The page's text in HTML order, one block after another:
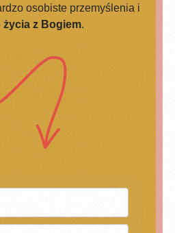
osobiste przemyślenia i
życia z Bogiem.